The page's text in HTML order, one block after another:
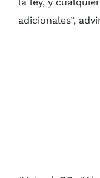
adicionales”,